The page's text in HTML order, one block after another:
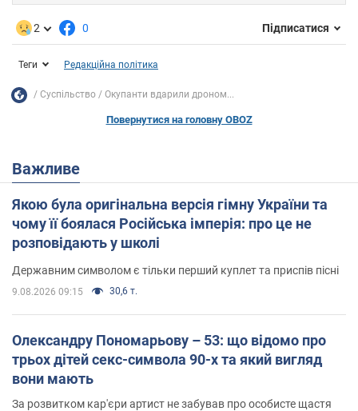
2 0 Підписатися
Теги Редакційна політика
Суспільство Окупанти вдарили дроном...
Повернутися на головну OBOZ
Важливе
Якою була оригінальна версія гімну України та
чому її боялася Російська імперія: про це не
розповідають у школі
Державним символом є тільки перший куплет та приспів пісні
9.08.2026 09:15 30,6 т.
Олександру Пономарьову – 53: що відомо про
трьох дітей секс-символа 90-х та який вигляд
вони мають
За розвитком кар'єри артист не забував про особисте щастя